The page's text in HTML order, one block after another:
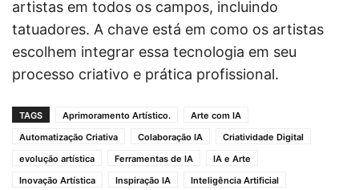
artistas em todos os campos, incluindo
tatuadores. A chave está em como os artistas
escolhem integrar essa tecnologia em seu
processo criativo e prática profissional.
TAGS Aprimoramento Artístico.
Arte com IA
Automatização Criativa
Colaboração IA
Criatividade Digital
evolução artística
Ferramentas de IA
IA e Arte
Inovação Artística
Inspiração IA
Inteligência Artificial